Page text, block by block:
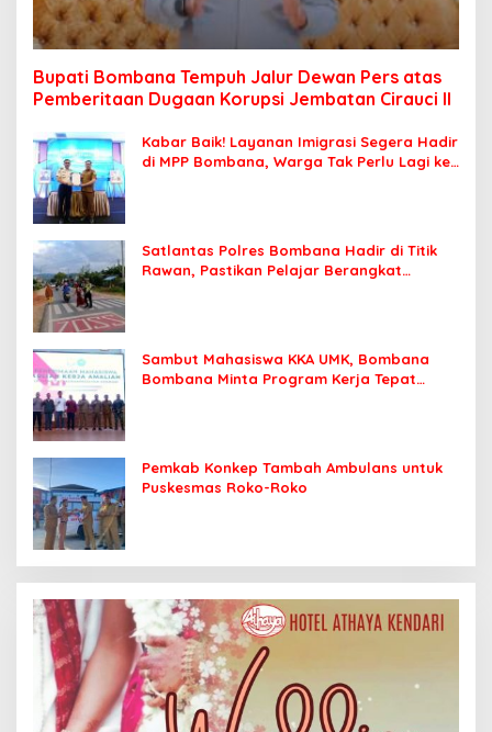
Bupati Bombana Tempuh Jalur Dewan Pers atas
Pemberitaan Dugaan Korupsi Jembatan Cirauci II
Kabar Baik! Layanan Imigrasi Segera Hadir
di MPP Bombana, Warga Tak Perlu Lagi ke
Satlantas Polres Bombana Hadir di Titik
Rawan, Pastikan Pelajar Berangkat
Sambut Mahasiswa KKA UMK, Bombana
Bombana Minta Program Kerja Tepat
Pemkab Konkep Tambah Ambulans untuk
Puskesmas Roko-Roko